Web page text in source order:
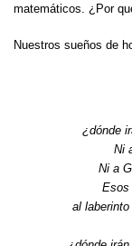
matemáticos. ¿Por
Nuestros sueños de
¿dónde
Ni
Ni a
Esos
al